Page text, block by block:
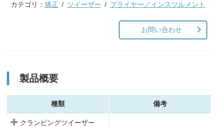
カテゴリ： 矯正 ツイーザー プライヤー／インスツルメント
お問い合わせ
製品概要
種類 備考
クランピングツイーザー